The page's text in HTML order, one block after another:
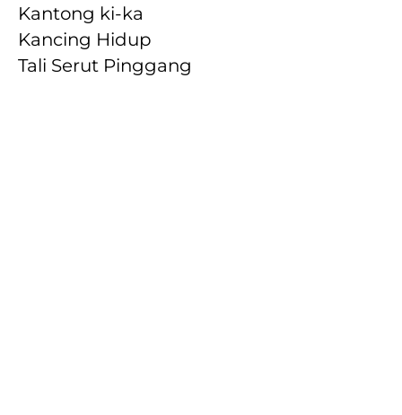
Kantong ki-ka
Kancing Hidup
Tali Serut Pinggang